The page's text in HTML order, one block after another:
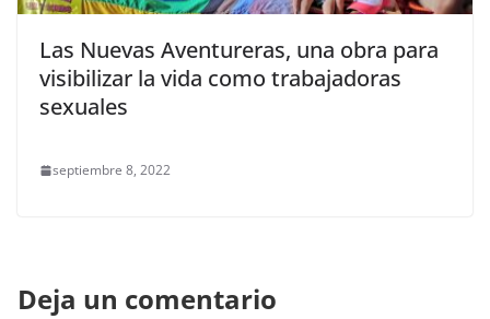
Las Nuevas Aventureras, una obra para
visibilizar la vida como trabajadoras
sexuales
septiembre 8, 2022
Deja un comentario